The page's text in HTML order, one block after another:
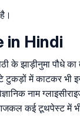
in Hindi
के झाड़ीनुमा पौधे
टुकड़ों में काटकर भी
नाम
कई टूथपेस्ट में